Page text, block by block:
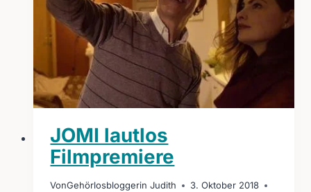
Compagnie
Augenmusik
JOMI lautlos
Filmpremiere
VonGehörlosbloggerin Judith
3. Oktober 2018